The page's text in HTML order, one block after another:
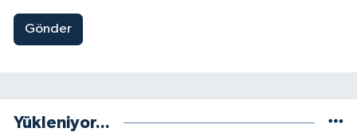
Gönder
Yükleniyor...